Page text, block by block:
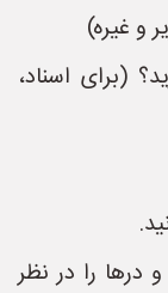
و غیره)
(برای اسناد،
درها را در نظر